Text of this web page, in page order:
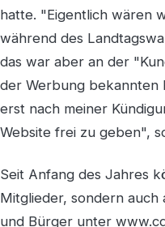
hatte. "Eigentlich wären
während des
das war aber an der
der Werbung bekannten
erst nach meiner
Website frei zu geben",
Seit Anfang des Jahres
Mitglieder, sondern
und Bürger unter